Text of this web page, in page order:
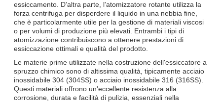
essiccamento. D'altra parte, l'atomizzatore rotante utilizza la
forza centrifuga per disperdere il liquido in una nebbia fine,
che è particolarmente utile per la gestione di materiali viscosi
o per volumi di produzione più elevati. Entrambi i tipi di
atomizzazione contribuiscono a ottenere prestazioni di
essiccazione ottimali e qualità del prodotto.
Le materie prime utilizzate nella costruzione dell'essiccatore a
spruzzo chimico sono di altissima qualità, tipicamente acciaio
inossidabile 304 (304SS) o acciaio inossidabile 316 (316SS).
Questi materiali offrono un'eccellente resistenza alla
corrosione, durata e facilità di pulizia, essenziali nella